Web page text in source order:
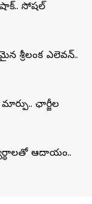
షాక్.. సోషల్
శ్రీలంక ఎలెవన్..
ఛార్జీల
ఆదాయం..